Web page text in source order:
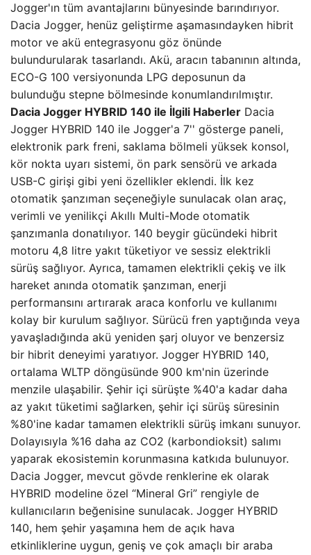
Jogger'ın tüm avantajlarını bünyesinde barındırıyor.
Dacia Jogger, henüz geliştirme aşamasındayken hibrit
motor ve akü entegrasyonu göz önünde
bulundurularak tasarlandı. Akü, aracın tabanının altında,
ECO-G 100 versiyonunda LPG deposunun da
bulunduğu stepne bölmesinde konumlandırılmıştır.
Dacia Jogger HYBRID 140 ile İlgili Haberler Dacia
Jogger HYBRID 140 ile Jogger'a 7'' gösterge paneli,
elektronik park freni, saklama bölmeli yüksek konsol,
kör nokta uyarı sistemi, ön park sensörü ve arkada
USB-C girişi gibi yeni özellikler eklendi. İlk kez
otomatik şanzıman seçeneğiyle sunulacak olan araç,
verimli ve yenilikçi Akıllı Multi-Mode otomatik
şanzımanla donatılıyor. 140 beygir gücündeki hibrit
motoru 4,8 litre yakıt tüketiyor ve sessiz elektrikli
sürüş sağlıyor. Ayrıca, tamamen elektrikli çekiş ve ilk
hareket anında otomatik şanzıman, enerji
performansını artırarak araca konforlu ve kullanımı
kolay bir kurulum sağlıyor. Sürücü fren yaptığında veya
yavaşladığında akü yeniden şarj oluyor ve benzersiz
bir hibrit deneyimi yaratıyor. Jogger HYBRID 140,
ortalama WLTP döngüsünde 900 km'nin üzerinde
menzile ulaşabilir. Şehir içi sürüşte %40'a kadar daha
az yakıt tüketimi sağlarken, şehir içi sürüş süresinin
%80'ine kadar tamamen elektrikli sürüş imkanı sunuyor.
Dolayısıyla %16 daha az CO2 (karbondioksit) salımı
yaparak ekosistemin korunmasına katkıda bulunuyor.
Dacia Jogger, mevcut gövde renklerine ek olarak
HYBRID modeline özel “Mineral Gri” rengiyle de
kullanıcıların beğenisine sunulacak. Jogger HYBRID
140, hem şehir yaşamına hem de açık hava
etkinliklerine uygun, geniş ve çok amaçlı bir araba